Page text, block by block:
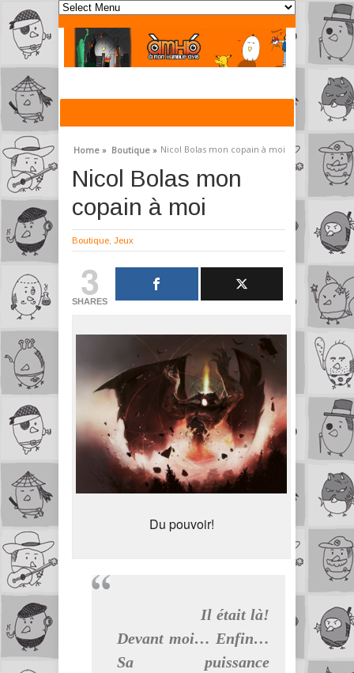
Home » Boutique » Nicol Bolas mon copain à moi
Nicol Bolas mon
copain à moi
Boutique Jeux
3
SHARES
Du pouvoir!
Il était là!
Devant moi… Enfin…
Sa puissance